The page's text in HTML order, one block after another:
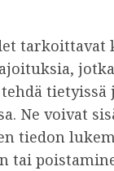
tarkoittavat
tietyissä
Ne voivat
tiedon
tai